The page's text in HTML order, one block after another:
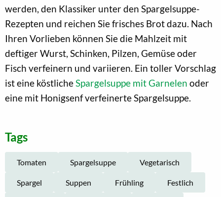
werden, den Klassiker unter den Spargelsuppe-
Rezepten und reichen Sie frisches Brot dazu. Nach
Ihren Vorlieben können Sie die Mahlzeit mit
deftiger Wurst, Schinken, Pilzen, Gemüse oder
Fisch verfeinern und variieren. Ein toller Vorschlag
ist eine köstlicheSpargelsuppe mit Garnelen oder
eine mit Honigsenf verfeinerte Spargelsuppe.
Tags
Tomaten Spargelsuppe Vegetarisch
Spargel Suppen Frühling Festlich